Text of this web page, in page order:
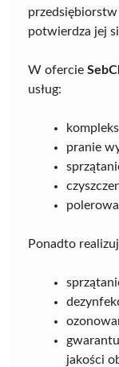
potwierdza jej
W ofercie
usług:
pranie
Ponadto
jakości